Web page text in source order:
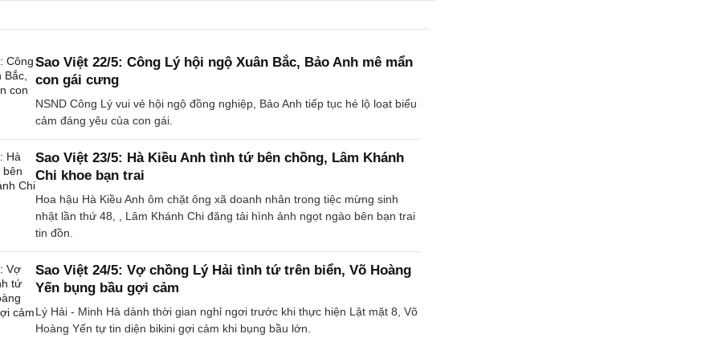
Sao Việt 22/5: Công Lý hội ngộ Xuân Bắc, Bảo Anh mê mẩn
con gái cưng
NSND Công Lý vui vẻ hội ngộ đồng nghiệp, Bảo Anh tiếp tục hé lộ loạt biểu
cảm đáng yêu của con gái.
Sao Việt 23/5: Hà Kiều Anh tình tứ bên chồng, Lâm Khánh
Chi khoe bạn trai
Hoa hậu Hà Kiều Anh ôm chặt ông xã doanh nhân trong tiệc mừng sinh
nhật lần thứ 48, , Lâm Khánh Chi đăng tải hình ảnh ngọt ngào bên bạn trai
tin đồn.
Sao Việt 24/5: Vợ chồng Lý Hải tình tứ trên biển, Võ Hoàng
Yến bụng bầu gợi cảm
Lý Hải - Minh Hà dành thời gian nghỉ ngơi trước khi thực hiện Lật mặt 8, Võ
Hoàng Yến tự tin diện bikini gợi cảm khi bụng bầu lớn.